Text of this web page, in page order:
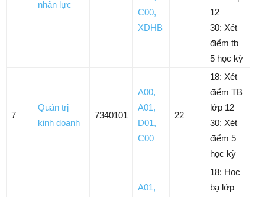
nhân lực
C00,
XDHB
12
30: Xét
điểm tb
5 học kỳ
7
Quản trị
kinh doanh
7340101
A00,
A01,
D01,
C00
22
18: Xét
điểm TB
lớp 12
30: Xét
điểm 5
học kỳ
A01,
18: Học
bạ lớp